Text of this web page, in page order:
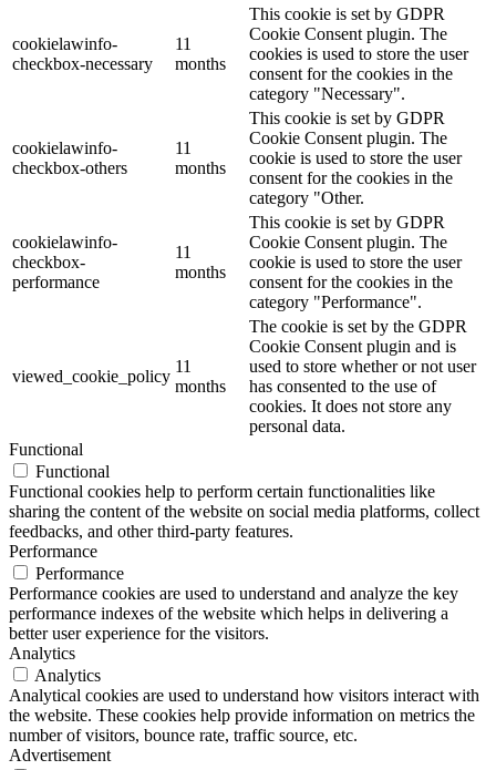
cookielawinfo-
checkbox-necessary
11
months
This cookie is set by GDPR
Cookie Consent plugin. The
cookies is used to store the user
consent for the cookies in the
category "Necessary".
cookielawinfo-
checkbox-others
11
months
This cookie is set by GDPR
Cookie Consent plugin. The
cookie is used to store the user
consent for the cookies in the
category "Other.
cookielawinfo-
checkbox-
performance
11
months
This cookie is set by GDPR
Cookie Consent plugin. The
cookie is used to store the user
consent for the cookies in the
category "Performance".
viewed_cookie_policy
11
months
The cookie is set by the GDPR
Cookie Consent plugin and is
used to store whether or not user
has consented to the use of
cookies. It does not store any
personal data.
Functional
Functional
Functional cookies help to perform certain functionalities like
sharing the content of the website on social media platforms, collect
feedbacks, and other third-party features.
Performance
Performance
Performance cookies are used to understand and analyze the key
performance indexes of the website which helps in delivering a
better user experience for the visitors.
Analytics
Analytics
Analytical cookies are used to understand how visitors interact with
the website. These cookies help provide information on metrics the
number of visitors, bounce rate, traffic source, etc.
Advertisement